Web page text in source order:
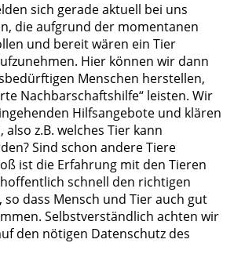
sich gerade aktuell bei uns
die aufgrund der momentanen
und bereit wären ein Tier
Hier können wir dann
Menschen herstellen,
Nachbarschaftshilfe“ leisten. Wir
Hilfsangebote und klären
z.B. welches Tier kann
Sind schon andere Tiere
ist die Erfahrung mit den Tieren
schnell den richtigen
dass Mensch und Tier auch gut
Selbstverständlich achten wir
den nötigen Datenschutz des